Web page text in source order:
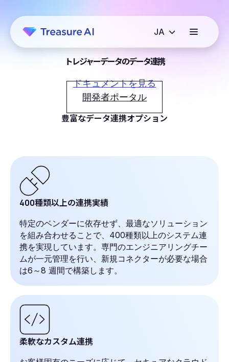
トレジャーデータのデータ連携
ドキュメントを見る
開発者ポータル
豊富なデータ連携オプション
400種類以上の連携実績
特定のベンダーに依存せず、最適なソリューション
を組み合わせることで、400種類以上のシステム連
携を実現しています。専門のエンジニアリングチー
ムが一元管理を行い、新規コネクターが必要な場合
は6～8 週間で構築します。
柔軟なカスタム連携